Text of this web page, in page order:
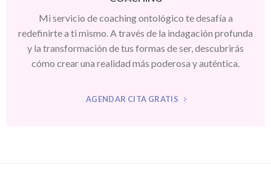
Mi servicio de coaching ontológico te desafía a
redefinirte a ti mismo. A través de la indagación profunda
y la transformación de tus formas de ser, descubrirás
cómo crear una realidad más poderosa y auténtica.
AGENDAR CITA GRATIS